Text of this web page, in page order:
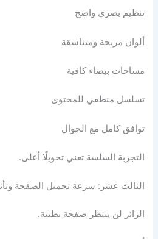
تنظيم بصري واضح
ألوان مريحة ومتناسقة
مساحات بيضاء كافية
تسلسل منطقي للمحتوى
توافق كامل مع الجوال
التجربة السلسة تعني تحويلًا أعلى.
الثالث عشر: سرعة تحميل الصفحة
الزائر لن ينتظر صفحة بطيئة.